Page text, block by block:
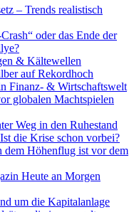
– Trends realistisch
oder das Ende der
& Kältewellen
auf Rekordhoch
Finanz- & Wirtschaftswelt
globalen Machtspielen
Weg in den Ruhestand
die Krise schon vorbei?
dem Höhenflug ist vor dem
Heute an Morgen
um die Kapitalanlage